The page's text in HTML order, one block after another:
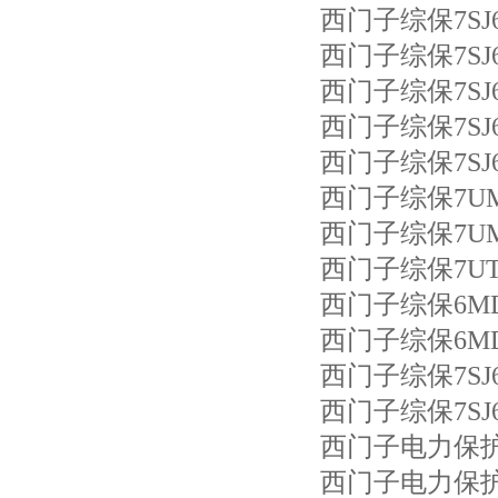
西门子综保
西门子综保
西门子综保
西门子综保
西门子综保
西门子综保
西门子综保
西门子综保
西门子综保
西门子综保
西门子综保
西门子综保
西门子电力保
西门子电力保